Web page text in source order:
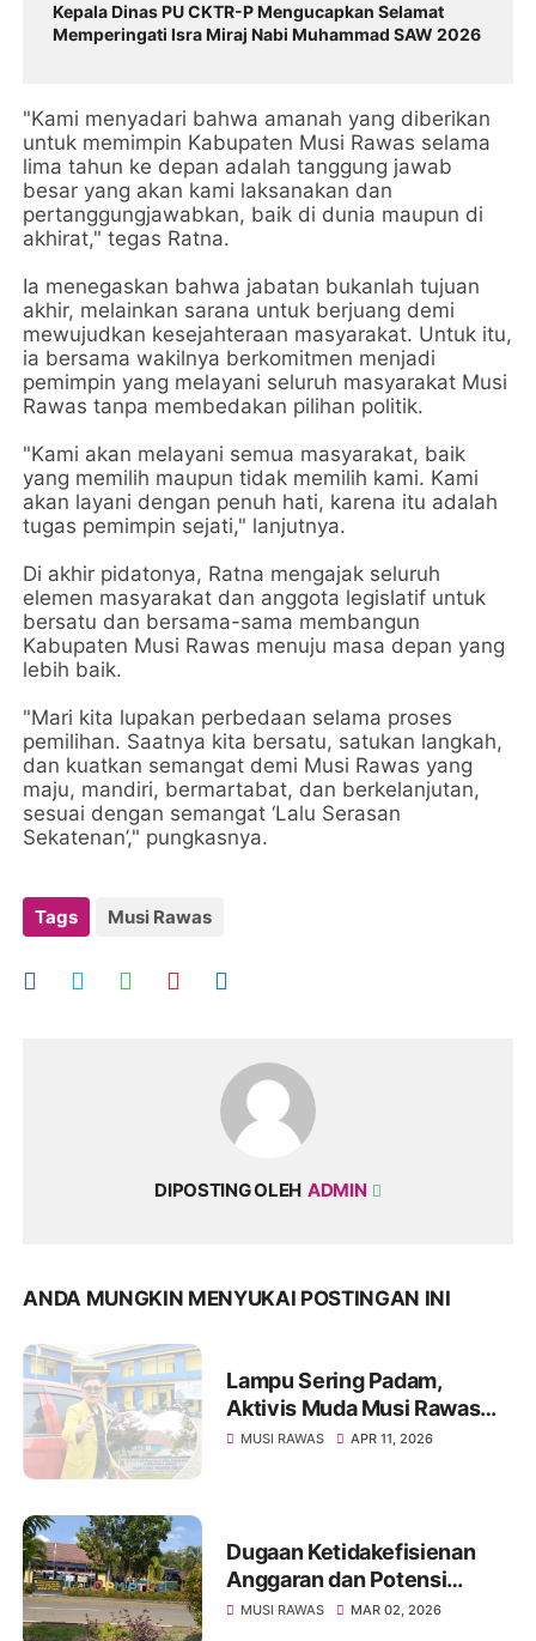
Kepala Dinas PU CKTR-P Mengucapkan Selamat
Memperingati Isra Miraj Nabi Muhammad SAW 2026
"Kami menyadari bahwa amanah yang diberikan
untuk memimpin Kabupaten Musi Rawas selama
lima tahun ke depan adalah tanggung jawab
besar yang akan kami laksanakan dan
pertanggungjawabkan, baik di dunia maupun di
akhirat," tegas Ratna.
Ia menegaskan bahwa jabatan bukanlah tujuan
akhir, melainkan sarana untuk berjuang demi
mewujudkan kesejahteraan masyarakat. Untuk itu,
ia bersama wakilnya berkomitmen menjadi
pemimpin yang melayani seluruh masyarakat Musi
Rawas tanpa membedakan pilihan politik.
"Kami akan melayani semua masyarakat, baik
yang memilih maupun tidak memilih kami. Kami
akan layani dengan penuh hati, karena itu adalah
tugas pemimpin sejati," lanjutnya.
Di akhir pidatonya, Ratna mengajak seluruh
elemen masyarakat dan anggota legislatif untuk
bersatu dan bersama-sama membangun
Kabupaten Musi Rawas menuju masa depan yang
lebih baik.
"Mari kita lupakan perbedaan selama proses
pemilihan. Saatnya kita bersatu, satukan langkah,
dan kuatkan semangat demi Musi Rawas yang
maju, mandiri, bermartabat, dan berkelanjutan,
sesuai dengan semangat ‘Lalu Serasan
Sekatenan’," pungkasnya.
Tags Musi Rawas
DIPOSTING OLEH ADMIN
ANDA MUNGKIN MENYUKAI POSTINGAN INI
Lampu Sering Padam,
Aktivis Muda Musi Rawas
Desak Evaluasi Kinerja PLN
MUSI RAWAS APR 11, 2026
Dugaan Ketidakefisienan
Anggaran dan Potensi
Penyimpangan di DPM-
MUSI RAWAS MAR 02, 2026